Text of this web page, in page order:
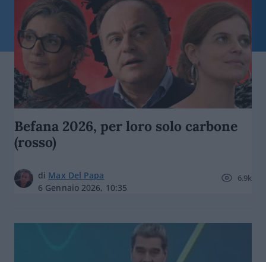
Befana 2026, per loro solo carbone
(rosso)
di Max Del Papa
6 Gennaio 2026, 10:35
6.9k